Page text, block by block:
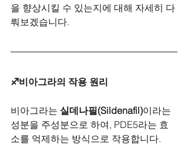
을 향상시킬 수 있는지에 대해 자세히 다
뤄보겠습니다.
♐비아그라의 작용 원리
비아그라는 실데나필(Sildenafil)이라는
성분을 주성분으로 하여, PDE5라는 효
소를 억제하는 방식으로 작용합니다.